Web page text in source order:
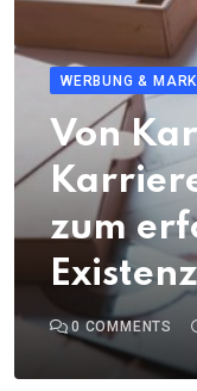
WERBUNG &
Von
zum
0 COMMENTS